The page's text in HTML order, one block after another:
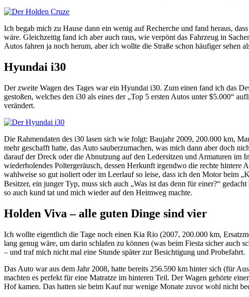
Ich begab mich zu Hause dann ein wenig auf Recherche und fand heraus,
wäre. Gleichzeitig fand ich aber auch raus, wie verpönt das Fahrzeug in
Autos fahren ja noch herum, aber ich wollte die Straße schon häufiger sehen
Hyundai i30
Der zweite Wagen des Tages war ein Hyundai i30. Zum einen fand ich das
gestoßen, welches den i30 als eines der „Top 5 ersten Autos unter $5.000“
verändert.
Die Rahmendaten des i30 lasen sich wie folgt: Baujahr 2009, 200.000 km,
mehr geschafft hatte, das Auto sauberzumachen, was mich dann aber doch
darauf der Dreck oder die Abnutzung auf den Ledersitzen und Armaturen im
wiederholendes Poltergeräusch, dessen Herkunft irgendwo die rechte hintere
wahlweise so gut isoliert oder im Leerlauf so leise, dass ich den Motor beim
Besitzer, ein junger Typ, muss sich auch „Was ist das denn für einer?“
so auch kund tat und mich wieder auf den Heimweg machte.
Holden Viva – alle guten Dinge sind vier
Ich wollte eigentlich die Tage noch einen Kia Rio (2007, 200.000 km,
lang genug wäre, um darin schlafen zu können (was beim Fiesta sicher
– und traf mich nicht mal eine Stunde später zur Besichtigung und Probefahrt.
Das Auto war aus dem Jahr 2008, hatte bereits 256.590 km hinter sich (für
machten es perfekt für eine Matratze im hinteren Teil. Der Wagen gehörte
Hof kamen. Das hatten sie beim Kauf nur wenige Monate zuvor wohl nicht